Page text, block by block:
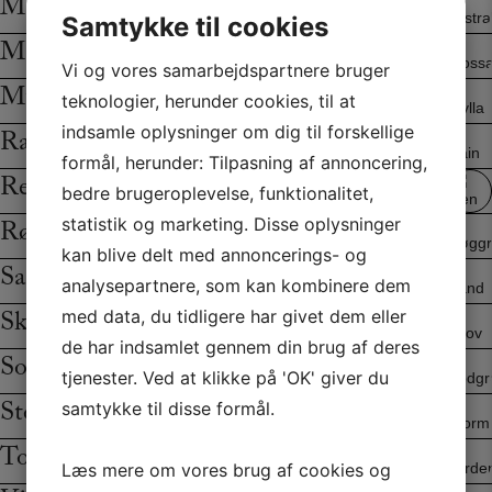
Mistral
Mossa
Mylla
Rain
Ren hvid
Røggrå
Sand
Skov
Sodgrå
Storm
Torden
Samtykke til cookies
Vi og vores samarbejdspartnere bruger
teknologier, herunder cookies, til at
indsamle oplysninger om dig til forskellige
formål, herunder: Tilpasning af annoncering,
bedre brugeroplevelse, funktionalitet,
statistik og marketing. Disse oplysninger
kan blive delt med annoncerings- og
analysepartnere, som kan kombinere dem
med data, du tidligere har givet dem eller
de har indsamlet gennem din brug af deres
tjenester. Ved at klikke på 'OK' giver du
samtykke til disse formål.
Læs mere om vores brug af cookies og